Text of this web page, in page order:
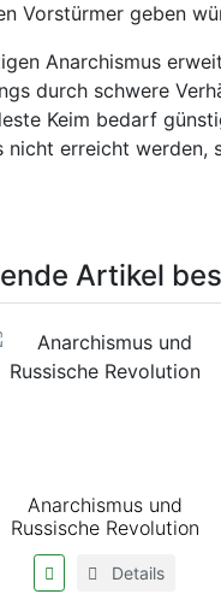
Vorstürmer geben
Anarchismus
durch schwere
Keim bedarf
erreicht werden,
Artikel
Anarchismus und
Russische Revolution
Details